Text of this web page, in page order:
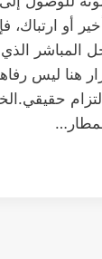
أو ارتباك،
المباشر
هنا ليس